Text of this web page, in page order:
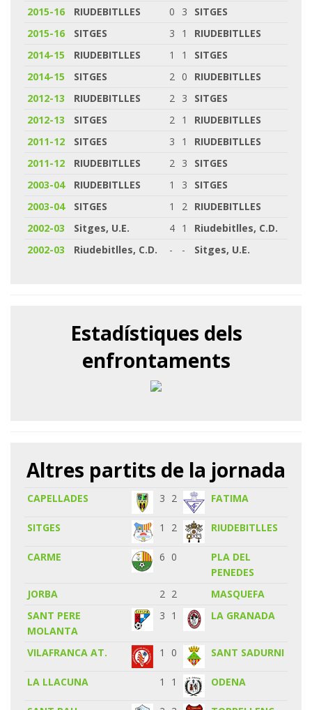
2015-16
RIUDEBITLLES 0 3
SITGES
2015-16
SITGES 3 1
RIUDEBITLLES
2014-15
RIUDEBITLLES 1 1
SITGES
2014-15
SITGES 2 0
RIUDEBITLLES
2012-13
RIUDEBITLLES 2 3
SITGES
2012-13
SITGES 2 1
RIUDEBITLLES
2011-12
SITGES 3 1
RIUDEBITLLES
2011-12
RIUDEBITLLES 2 3
SITGES
2003-04
RIUDEBITLLES 1 3
SITGES
2003-04
SITGES 1 2 RIUDEBITLLES
2002-03
Sitges, U.E. 4 1
Riudebitlles, C.D.
2002-03
Riudebitlles, C.D. - - Sitges, U.E.
Estadístiques dels
enfrontaments
Altres partits de la jornada
CAPELLADES 3 2 FATIMA
SITGES 1 2 RIUDEBITLLES
CARME 6 0
PLA DEL
PENEDES
JORBA
2 2
MASQUEFA
SANT PERE
MOLANTA
3 1 LA GRANADA
VILAFRANCA AT. 1 0 SANT SADURNI
LA LLACUNA 1 1 ODENA